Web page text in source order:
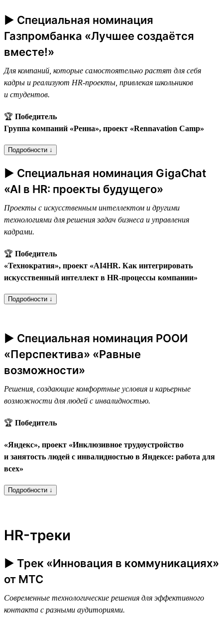
► Специальная номинация
Газпромбанка «Лучшее создаётся
вместе!»
Для компаний, которые самостоятельно растят для себя
кадры и реализуют HR-проекты, привлекая школьников
и студентов.
🏆 Победитель
Группа компаний «Ренна», проект «Rennavation Camp»
Подробности ↓
► Специальная номинация GigaChat
«AI в HR: проекты будущего»
Проекты с искусственным интеллектом и другими
технологиями для решения задач бизнеса и управления
кадрами.
🏆 Победитель
«Технократия», проект «AI4HR. Как интегрировать
искусственный интеллект в HR-процессы компании»
Подробности ↓
► Специальная номинация РООИ
«Перспектива» «Равные
возможности»
Решения, создающие комфортные условия и карьерные
возможности для людей с инвалидностью.
🏆 Победитель
«Яндекс», проект «Инклюзивное трудоустройство
и занятость людей с инвалидностью в Яндексе: работа для
всех»
Подробности ↓
HR-треки
► Трек «Инновация в коммуникациях»
от МТС
Современные технологические решения для эффективного
контакта с разными аудиториями.